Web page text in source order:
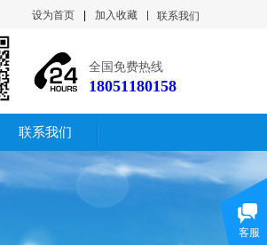
设为首页 加入收藏 联系我们
全国免费热线
18051180158
联系我们
客服